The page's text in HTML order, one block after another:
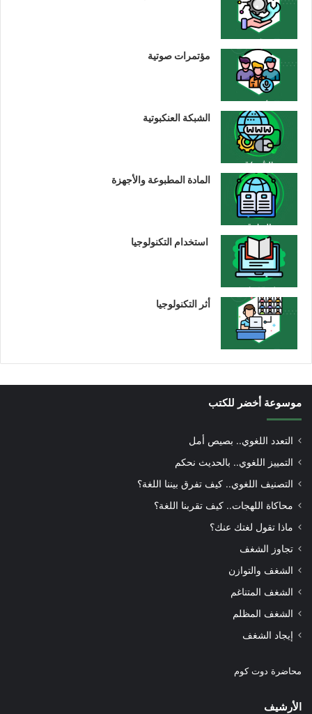
مؤتمرات صوتية
الشبكة العنكبوتية
المادة المطبوعة والأجهزة
استخدام التكنولوجيا
أثر التكنولوجيا
موسوعة أخضر للكتب
التعدد اللغوي.. بصيص أمل
التمييز اللغوي.. بالحديث نحكم
التصنيف اللغوي.. كيف تفرق بيننا اللغة؟
محاكاة اللهجات.. كيف تقربنا اللغة؟
ماذا تقول لغتك عنك؟
تجاوز الشغف
الشغف والتوازن
الشغف المتناغم
الشغف المظلم
إيجاد الشغف
محاضرة دوت كوم
الأرشيف